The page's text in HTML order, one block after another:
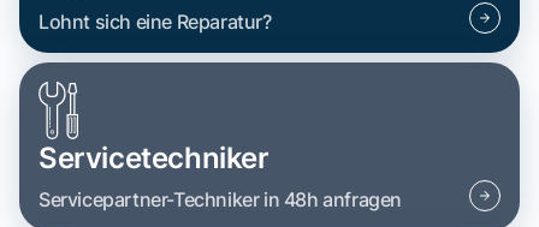
Lohnt sich eine Reparatur?
Servicetechniker
Servicepartner-Techniker in 48h anfragen